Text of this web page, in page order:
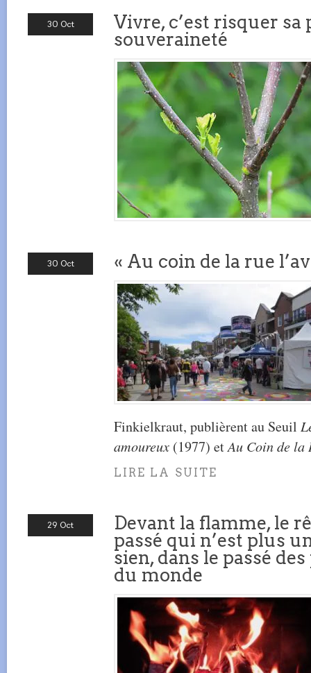
30 Oct
Vivre, c’est risquer sa
souveraineté
30 Oct « Au coin de la rue
Finkielkraut, publièrent au Seuil
amoureux (1977) etAu Coin de la
LIRE LA SUITE
29 Oct
Devant la flamme, le
passé qui n’est plus
sien, dans le passé
du monde